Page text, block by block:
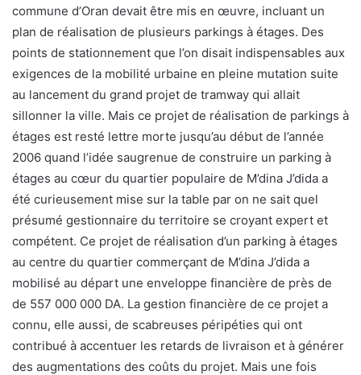
commune d’Oran devait être mis en œuvre, incluant un
plan de réalisation de plusieurs parkings à étages. Des
points de stationnement que l’on disait indispensables aux
exigences de la mobilité urbaine en pleine mutation suite
au lancement du grand projet de tramway qui allait
sillonner la ville. Mais ce projet de réalisation de parkings à
étages est resté lettre morte jusqu’au début de l’année
2006 quand l’idée saugrenue de construire un parking à
étages au cœur du quartier populaire de M’dina J’dida a
été curieusement mise sur la table par on ne sait quel
présumé gestionnaire du territoire se croyant expert et
compétent. Ce projet de réalisation d’un parking à étages
au centre du quartier commerçant de M’dina J’dida a
mobilisé au départ une enveloppe financière de près de
de 557 000 000 DA. La gestion financière de ce projet a
connu, elle aussi, de scabreuses péripéties qui ont
contribué à accentuer les retards de livraison et à générer
des augmentations des coûts du projet. Mais une fois